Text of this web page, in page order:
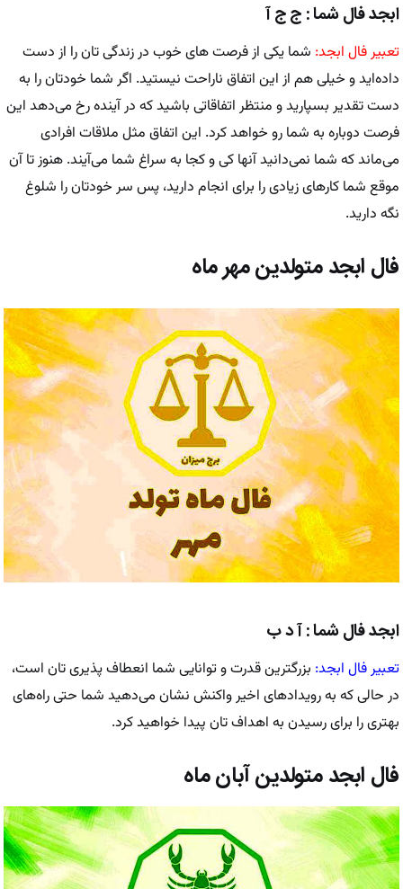
ابجد فال شما : ج ج آ
تعبیر فال ابجد: شما یکی از فرصت های خوب در زندگی تان را از دست
داده‌اید و خیلی هم از این اتفاق ناراحت نیستید. اگر شما خودتان را به
دست تقدیر بسپارید و منتظر اتفاقاتی باشید که در آینده رخ می‌دهد این
فرصت دوباره به شما رو خواهد کرد. این اتفاق مثل ملاقات افرادی
می‌ماند که شما نمی‌دانید آنها کی و کجا به سراغ شما می‌آیند. هنوز تا آن
موقع شما کارهای زیادی را برای انجام دارید، پس سر خودتان را شلوغ
نگه دارید.
فال ابجد متولدین مهر ماه
ابجد فال شما : آ د ب
تعبیر فال ابجد: بزرگترین قدرت و توانایی شما انعطاف پذیری تان است،
در حالی که به رویدادهای اخیر واکنش نشان می‌دهید شما حتی راه‌های
بهتری را برای رسیدن به اهداف تان پیدا خواهید کرد.
فال ابجد متولدین آبان ماه